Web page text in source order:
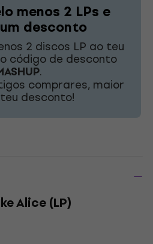
menos 2 LPs e
desconto
2 discos LP ao teu
código de desconto
.
comprares, maior
desconto!
Alice (LP)